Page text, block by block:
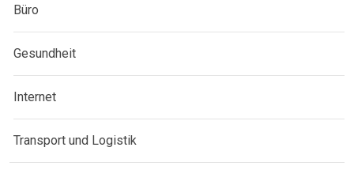
Büro
Gesundheit
Internet
Transport und Logistik